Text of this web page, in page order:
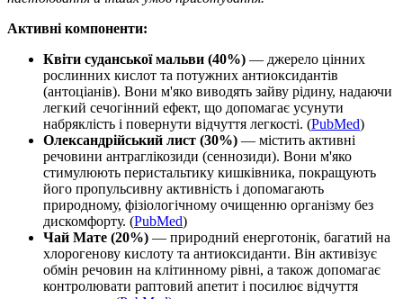
Активні компоненти:
Квіти суданської мальви (40%) — джерело цінних
рослинних кислот та потужних антиоксидантів
(антоціанів). Вони м'яко виводять зайву рідину, надаючи
легкий сечогінний ефект, що допомагає усунути
набряклість і повернути відчуття легкості. (PubMed)
Олександрійський лист (30%) — містить активні
речовини антраглікозиди (сеннозиди). Вони м'яко
стимулюють перистальтику кишківника, покращують
його пропульсивну активність і допомагають
природному, фізіологічному очищенню організму без
дискомфорту. (PubMed)
Чай Мате (20%) — природний енерготонік, багатий на
хлорогенову кислоту та антиоксиданти. Він активізує
обмін речовин на клітинному рівні, а також допомагає
контролювати раптовий апетит і посилює відчуття